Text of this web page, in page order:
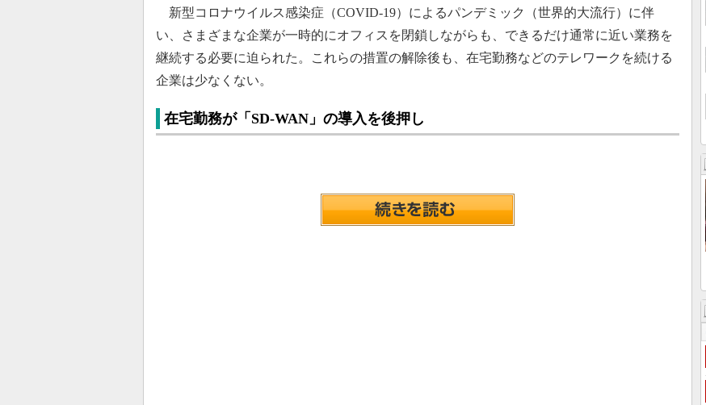
新型コロナウイルス感染症（COVID-19）によるパンデミック（世界的大流行）に伴
い、さまざまな企業が一時的にオフィスを閉鎖しながらも、できるだけ通常に近い業務を
継続する必要に迫られた。これらの措置の解除後も、在宅勤務などのテレワークを続ける
企業は少なくない。
在宅勤務が「SD-WAN」の導入を後押し